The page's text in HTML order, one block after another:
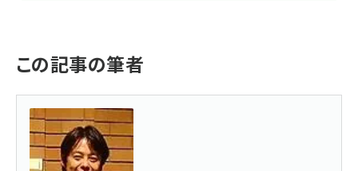
この記事の筆者